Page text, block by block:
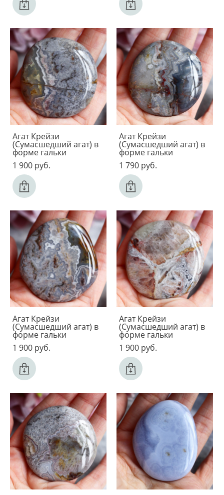
Агат Крейзи
(Сумасшедший агат) в
форме гальки
1 900 pуб.
Агат Крейзи
(Сумасшедший агат) в
форме гальки
1 790 pуб.
Агат Крейзи
(Сумасшедший агат) в
форме гальки
1 900 pуб.
Агат Крейзи
(Сумасшедший агат) в
форме гальки
1 900 pуб.